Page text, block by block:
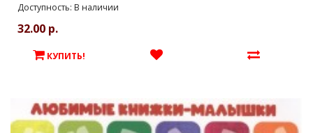
Доступность: В наличии
32.00 р.
КУПИТЬ!